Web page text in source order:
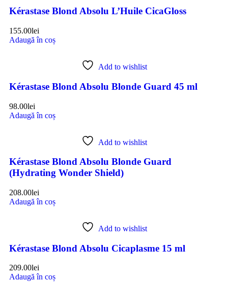
Kérastase Blond Absolu L’Huile CicaGloss
155.00lei
Adaugă în coș
Add to wishlist
Kérastase Blond Absolu Blonde Guard 45 ml
98.00lei
Adaugă în coș
Add to wishlist
Kérastase Blond Absolu Blonde Guard
(Hydrating Wonder Shield)
208.00lei
Adaugă în coș
Add to wishlist
Kérastase Blond Absolu Cicaplasme 15 ml
209.00lei
Adaugă în coș